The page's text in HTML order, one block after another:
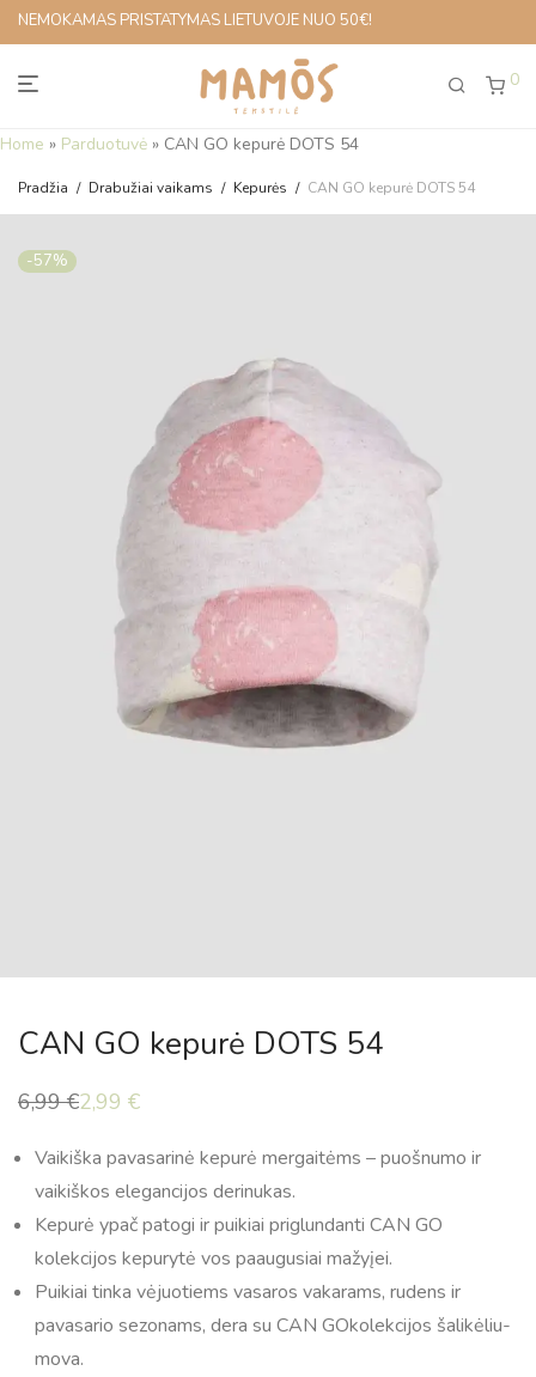
NEMOKAMAS PRISTATYMAS LIETUVOJE NUO 50€!
0
Home » Parduotuvė » CAN GO kepurė DOTS 54
Pradžia / Drabužiai vaikams / Kepurės / CAN GO kepurė DOTS 54
-57%
CAN GO kepurė DOTS 54
6,99€
Original
6,99 €.
2,99 €
Current
2,99 €.
Vaikiška pavasarinė kepurė mergaitėms – puošnumo ir
vaikiškos elegancijos derinukas.
Kepurė ypač patogi ir puikiai priglundanti CAN GO
kolekcijos kepurytė vos paaugusiai mažyįei.
Puikiai tinka vėjuotiems vasaros vakarams, rudens ir
pavasario sezonams, dera su CAN GOkolekcijos šalikėliu-
mova.